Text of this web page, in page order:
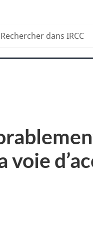
Recherche